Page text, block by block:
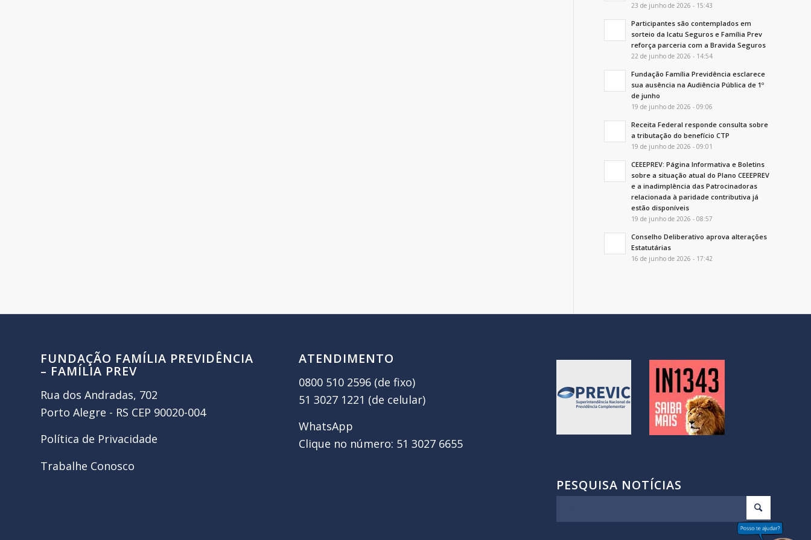
23 de junho de 2026 - 15:43
Participantes são contemplados em
sorteio da Icatu Seguros e Família Prev
reforça parceria com a Bravida Seguros
22 de junho de 2026 - 14:54
Fundação Família Previdência esclarece
sua ausência na Audiência Pública de 1º
de junho
19 de junho de 2026 - 09:06
Receita Federal responde consulta sobre
a tributação do benefício CTP
19 de junho de 2026 - 09:01
CEEEPREV: Página Informativa e Boletins
sobre a situação atual do Plano CEEEPREV
e a inadimplência das Patrocinadoras
relacionada à paridade contributiva já
estão disponíveis
19 de junho de 2026 - 08:57
Conselho Deliberativo aprova alterações
Estatutárias
16 de junho de 2026 - 17:42
FUNDAÇÃO FAMÍLIA PREVIDÊNCIA
– FAMÍLIA PREV
Rua dos Andradas, 702
Porto Alegre - RS CEP 90020-004
Política de Privacidade
Trabalhe Conosco
ATENDIMENTO
0800 510 2596 (de fixo)
51 3027 1221 (de celular)
WhatsApp
Clique no número: 51 3027 6655
PESQUISA NOTÍCIAS